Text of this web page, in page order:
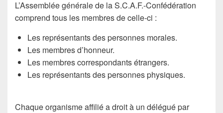
L’Assemblée générale de la S.C.A.F.-Confédération
comprend tous les membres de celle-ci :
Les représentants des personnes morales.
Les membres d’honneur.
Les membres correspondants étrangers.
Les représentants des personnes physiques.
Chaque organisme affilié a droit à un délégué par